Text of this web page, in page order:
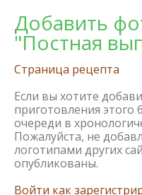
Добавить
"Постная
Страница рецепта
Если вы хотите
приготовления этого
очереди в
Пожалуйста, не
логотипами других
опубликованы.
Войти как